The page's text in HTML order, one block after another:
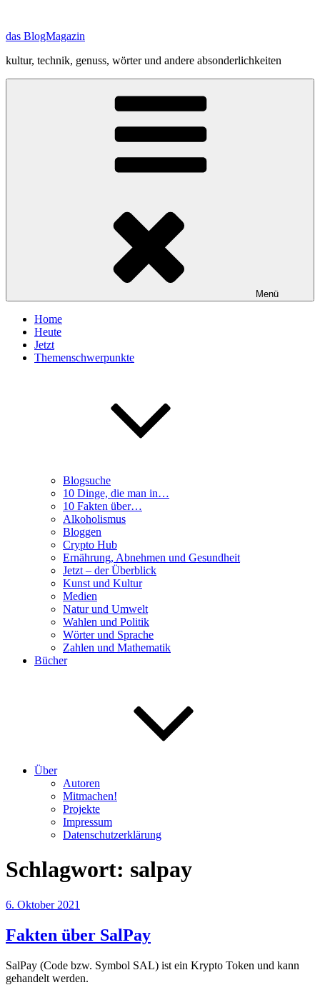
springen
das BlogMagazin
kultur, technik, genuss, wörter und andere absonderlichkeiten
Menü
Home
Heute
Jetzt
Themenschwerpunkte
Blogsuche
10 Dinge, die man in…
10 Fakten über…
Alkoholismus
Bloggen
Crypto Hub
Ernährung, Abnehmen und Gesundheit
Jetzt – der Überblick
Kunst und Kultur
Medien
Natur und Umwelt
Wahlen und Politik
Wörter und Sprache
Zahlen und Mathematik
Bücher
Über
Autoren
Mitmachen!
Projekte
Impressum
Datenschutzerklärung
Schlagwort: salpay
Veröffentlicht
6. Oktober 2021
Fakten über SalPay
SalPay (Code bzw. Symbol SAL) ist ein Krypto Token und kann
gehandelt werden.